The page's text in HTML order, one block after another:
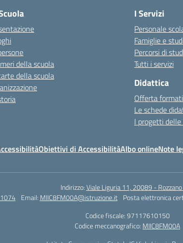
della scuola
della scuola
I Servizi
Personale
Famiglie e
Percorsi di
Tutti i servizi
Didattica
Offerta
Le schede
I progetti delle
Obiettivi di AccessibilitàAlbo onlineNote
Indirizzo:Viale Liguria 11, 20089 -
Email: MIIC8FM00A@istruzione.it Posta elettronica
Codice fiscale: 97117610150
Codice meccanografico: MIIC8FM00A